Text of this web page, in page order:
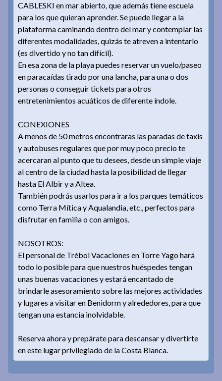
CABLESKI en mar abierto, que además tiene escuela
para los que quieran aprender. Se puede llegar a la
plataforma caminando dentro del mar y contemplar las
diferentes modalidades, quizás te atreven a intentarlo
(es divertido y no tan difícil).
En esa zona de la playa puedes reservar un vuelo/paseo
en paracaídas tirado por una lancha, para una o dos
personas o conseguir tickets para otros
entretenimientos acuáticos de diferente índole.
CONEXIONES
A menos de 50 metros encontraras las paradas de taxis
y autobuses regulares que por muy poco precio te
acercaran al punto que tu desees, desde un simple viaje
al centro de la ciudad hasta la posibilidad de llegar
hasta El Albir y a Altea.
También podrás usarlos para ir a los parques temáticos
como Terra Mítica y Aqualandia, etc., perfectos para
disfrutar en familia o con amigos.
NOSOTROS:
El personal de Trébol Vacaciones en Torre Yago hará
todo lo posible para que nuestros huéspedes tengan
unas buenas vacaciones y estará encantado de
brindarle asesoramiento sobre las mejores actividades
y lugares a visitar en Benidorm y alrededores, para que
tengan una estancia inolvidable.
Reserva ahora y prepárate para descansar y divertirte
en este lugar privilegiado de la Costa Blanca.